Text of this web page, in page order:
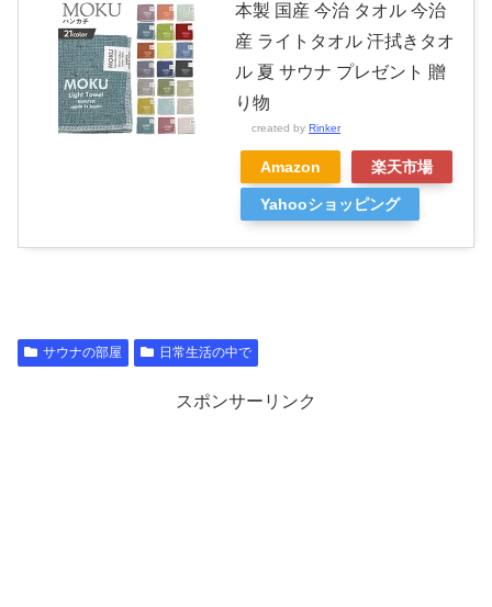
本製 国産 今治 タオル 今治
産 ライトタオル 汗拭きタオ
ル 夏 サウナ プレゼント 贈
り物
created by Rinker
Amazon 楽天市場
Yahooショッピング
サウナの部屋 日常生活の中で
スポンサーリンク